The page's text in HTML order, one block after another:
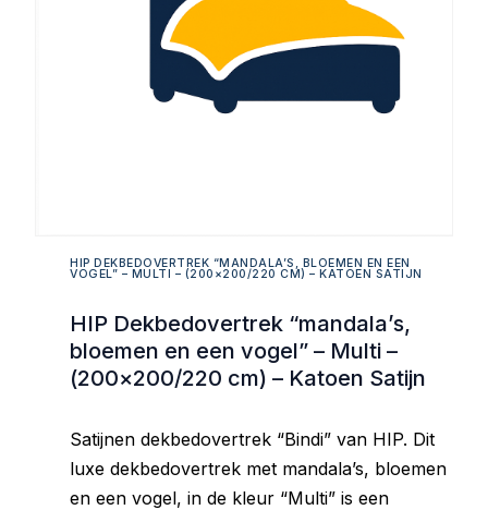
HIP DEKBEDOVERTREK “MANDALA’S, BLOEMEN EN EEN
VOGEL” – MULTI – (200×200/220 CM) – KATOEN SATIJN
HIP Dekbedovertrek “mandala’s,
bloemen en een vogel” – Multi –
(200×200/220 cm) – Katoen Satijn
Satijnen dekbedovertrek “Bindi” van HIP. Dit
luxe dekbedovertrek met mandala’s, bloemen
en een vogel, in de kleur “Multi” is een